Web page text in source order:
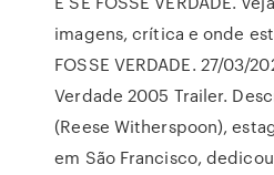
imagens, crítica e onde
FOSSE VERDADE. 27/03/
Verdade ‪2005 Trailer.
(Reese Witherspoon),
em São Francisco,